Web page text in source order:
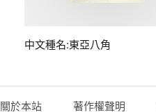
中文種名:東亞八角
關於本站 著作權聲明